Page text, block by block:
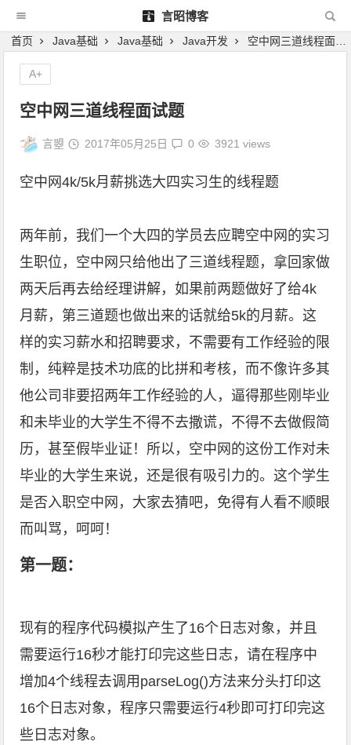
言昭博客
首页 Java基础 Java基础 Java开发 空中网三道线程面试题
空中网三道线程面试题
言曌 2017年05月25日 0 3921 views
空中网4k/5k月薪挑选大四实习生的线程题
两年前，我们一个大四的学员去应聘空中网的实习
生职位，空中网只给他出了三道线程题，拿回家做
两天后再去给经理讲解，如果前两题做好了给4k
月薪，第三道题也做出来的话就给5k的月薪。这
样的实习薪水和招聘要求，不需要有工作经验的限
制，纯粹是技术功底的比拼和考核，而不像许多其
他公司非要招两年工作经验的人，逼得那些刚毕业
和未毕业的大学生不得不去撒谎，不得不去做假简
历，甚至假毕业证！所以，空中网的这份工作对未
毕业的大学生来说，还是很有吸引力的。这个学生
是否入职空中网，大家去猜吧，免得有人看不顺眼
而叫骂，呵呵！
第一题：
现有的程序代码模拟产生了16个日志对象，并且
需要运行16秒才能打印完这些日志，请在程序中
增加4个线程去调用parseLog()方法来分头打印这
16个日志对象，程序只需要运行4秒即可打印完这
些日志对象。
A+